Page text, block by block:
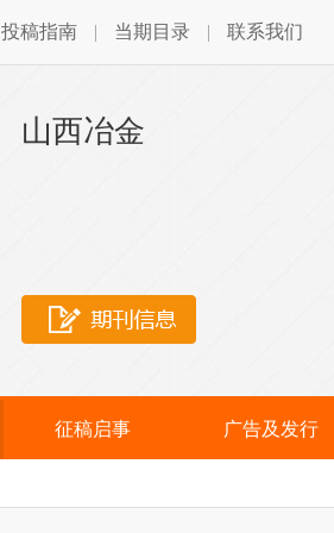
投稿指南 | 当期目录 | 联系我们
山西冶金
征稿启事 广告及发行